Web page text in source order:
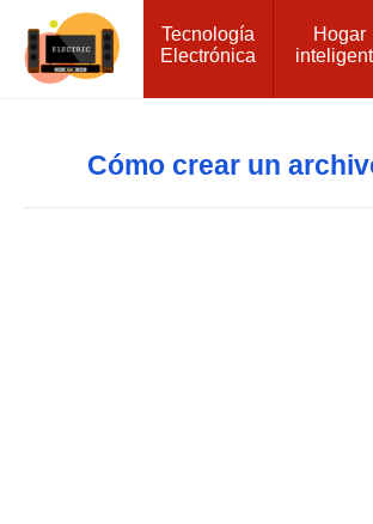
Tecnología
Electrónica
Hogar
Cómo crear un